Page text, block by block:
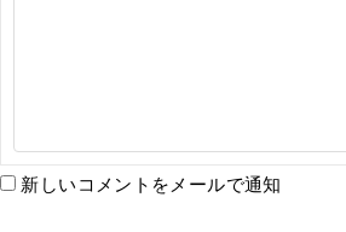
新しいコメントをメールで通知